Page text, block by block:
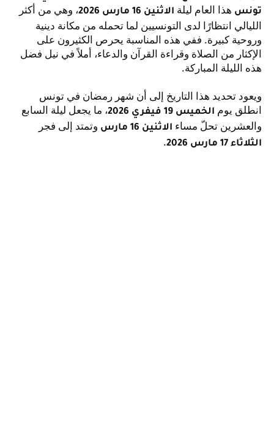
تونس هذا العام ليلة الاثنين 16 مارس 2026
، وهي من أكثر
الليالي انتظارًا لدى التونسيين لما تحمله من مكانة دينية
وروحية كبيرة. ففي هذه المناسبة يحرص الكثيرون على
الإكثار من الصلاة وقراءة القرآن والدعاء، أملاً في نيل فضل
هذه الليلة المباركة.
ويعود تحديد هذا التاريخ إلى أن شهر رمضان في تونس
انطلق يوم الخميس 19 فيفري 2026
، ما يجعل ليلة السابع
والعشرين تحلّ مساء الاثنين 16 مارس وتمتد إلى فجر
الثلاثاء 17 مارس 2026 .